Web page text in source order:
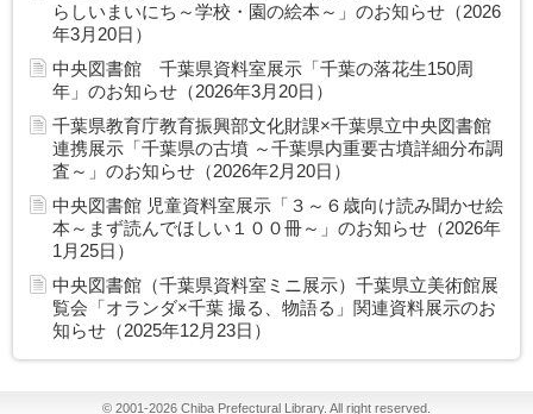
らしいまいにち～学校・園の絵本～」のお知らせ（2026
年3月20日）
中央図書館 千葉県資料室展示「千葉の落花生150周
年」のお知らせ（2026年3月20日）
千葉県教育庁教育振興部文化財課×千葉県立中央図書館
連携展示「千葉県の古墳 ～千葉県内重要古墳詳細分布調
査～」のお知らせ（2026年2月20日）
中央図書館 児童資料室展示「３～６歳向け読み聞かせ絵
本～まず読んでほしい１００冊～」のお知らせ（2026年
1月25日）
中央図書館（千葉県資料室ミニ展示）千葉県立美術館展
覧会「オランダ×千葉 撮る、物語る」関連資料展示のお
知らせ（2025年12月23日）
© 2001-2026Chiba Prefectural Library. All right reserved.